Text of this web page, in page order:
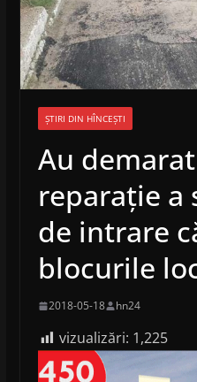
ȘTIRI DIN HÎNCEȘTI
Au
reparație a
de intrare
blocurile
2018-05-18 hn24
vizualizări: 1,225